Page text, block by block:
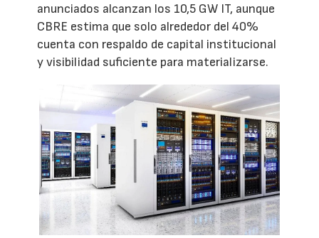
anunciados alcanzan los 10,5 GW IT, aunque
CBRE estima que solo alrededor del 40%
cuenta con respaldo de capital institucional
y visibilidad suficiente para materializarse.